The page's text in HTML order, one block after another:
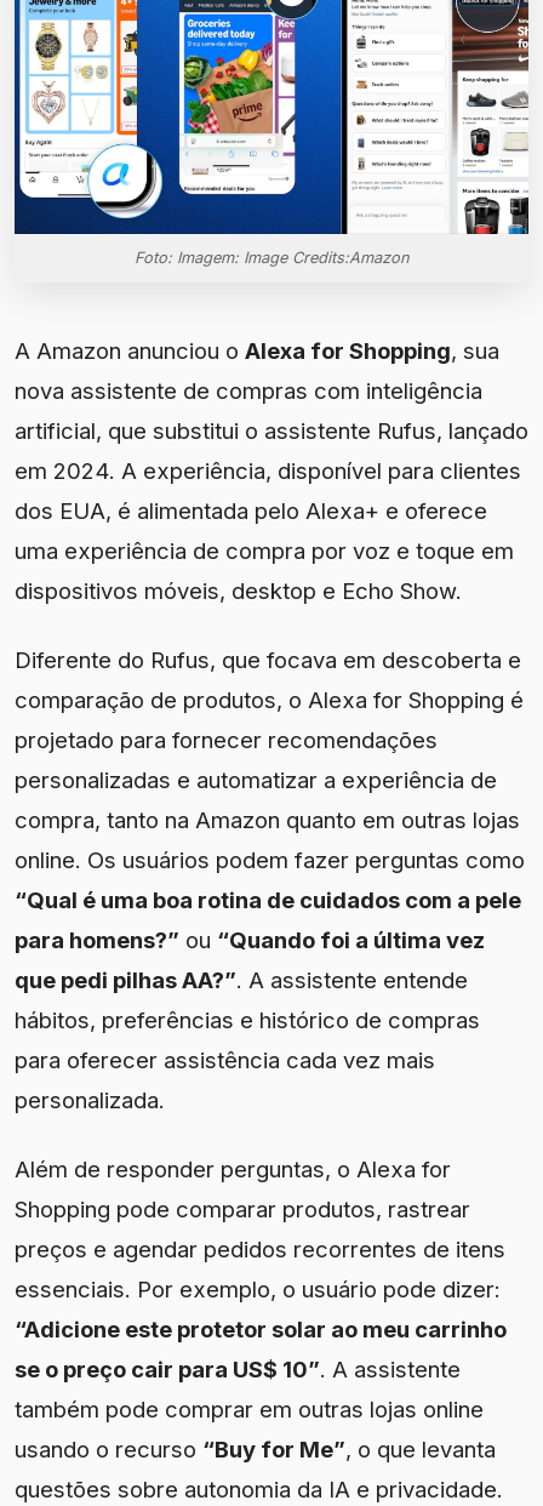
Foto: Imagem: Image Credits:Amazon
A Amazon anunciou o Alexa for Shopping, sua
nova assistente de compras com inteligência
artificial, que substitui o assistente Rufus, lançado
em 2024. A experiência, disponível para clientes
dos EUA, é alimentada pelo Alexa+ e oferece
uma experiência de compra por voz e toque em
dispositivos móveis, desktop e Echo Show.
Diferente do Rufus, que focava em descoberta e
comparação de produtos, o Alexa for Shopping é
projetado para fornecer recomendações
personalizadas e automatizar a experiência de
compra, tanto na Amazon quanto em outras lojas
online. Os usuários podem fazer perguntas como
“Qual é uma boa rotina de cuidados com a pele
para homens?” ou “Quando foi a última vez
que pedi pilhas AA?”. A assistente entende
hábitos, preferências e histórico de compras
para oferecer assistência cada vez mais
personalizada.
Além de responder perguntas, o Alexa for
Shopping pode comparar produtos, rastrear
preços e agendar pedidos recorrentes de itens
essenciais. Por exemplo, o usuário pode dizer:
“Adicione este protetor solar ao meu carrinho
se o preço cair para US$ 10”. A assistente
também pode comprar em outras lojas online
usando o recurso “Buy for Me”, o que levanta
questões sobre autonomia da IA e privacidade.